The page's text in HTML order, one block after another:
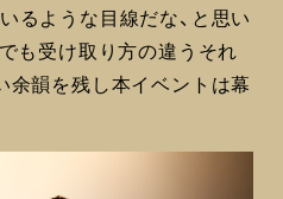
るような目線だな、と思い
も受け取り方の違うそれ
余韻を残し本イベントは幕